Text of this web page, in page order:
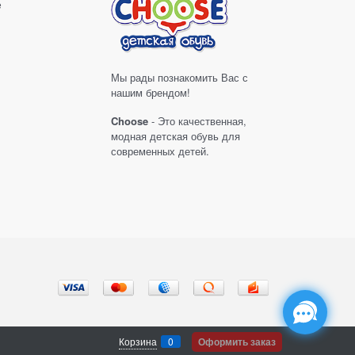
Мы рады познакомить Вас с
нашим брендом!
Choose - Это качественная,
модная детская обувь для
современных детей.
Корзина 0 Оформить заказ